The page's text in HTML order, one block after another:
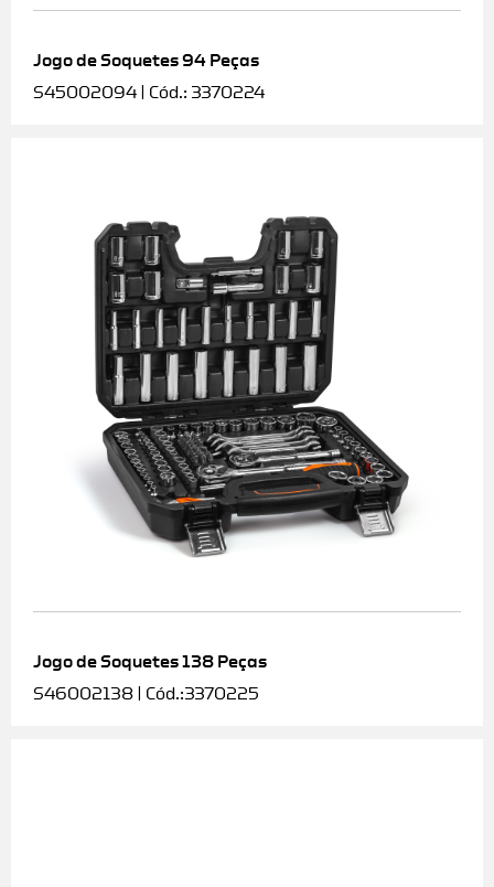
Jogo de Soquetes 94 Peças
S45002094 | Cód.: 3370224
Jogo de Soquetes 138 Peças
S46002138 | Cód.:3370225